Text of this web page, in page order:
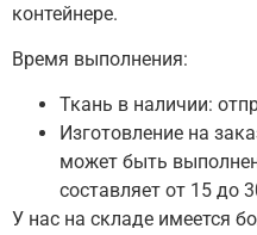
контейнере.
Время выполнения:
Ткань в наличии:
Изготовление на
может быть
составляет от 15 до
У нас на складе имеется